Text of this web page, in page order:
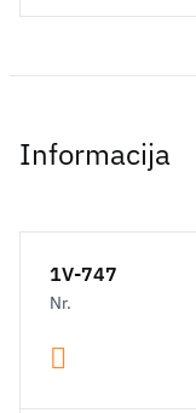
Informacija
1V-747
Nr.